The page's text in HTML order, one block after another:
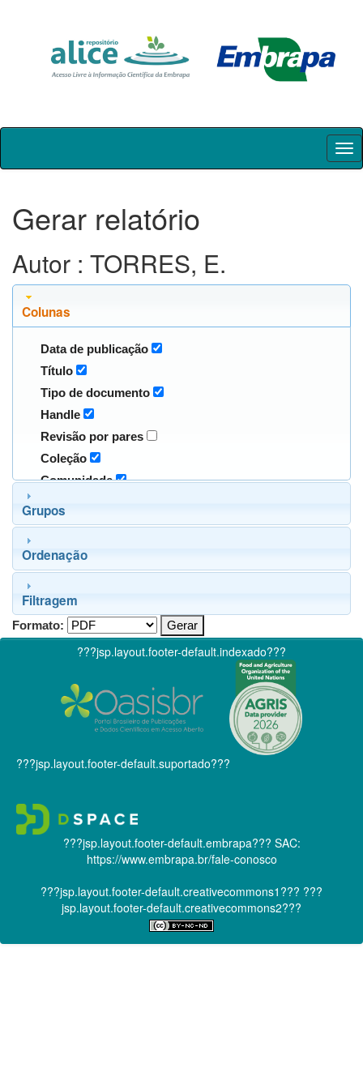
Skip
Gerar relatório
Autor : TORRES, E.
Colunas
Data de publicação
Título
Tipo de documento
Handle
Revisão por pares
Coleção
Comunidade
Grupos
Ordenação
Filtragem
Formato:
???jsp.layout.footer-default.indexado???
???jsp.layout.footer-default.suportado???
???jsp.layout.footer-default.embrapa??? SAC:
https://www.embrapa.br/fale-conosco
???jsp.layout.footer-default.creativecommons1??? ???
jsp.layout.footer-default.creativecommons2???